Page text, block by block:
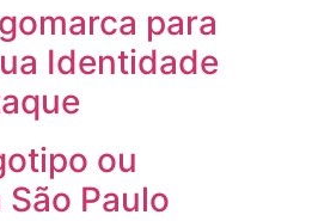
para
Identidade
ou
Paulo